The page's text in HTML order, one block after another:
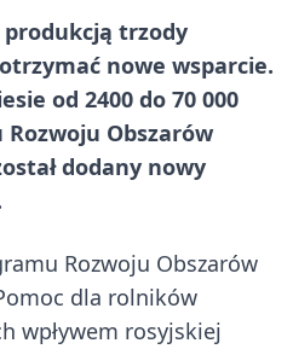
produkcją trzody
nowe wsparcie.
od 2400 do 70 000
Rozwoju Obszarów
dodany nowy
Rozwoju Obszarów
dla rolników
wpływem rosyjskiej